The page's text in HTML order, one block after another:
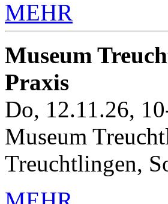
MEHR
Museum
Praxis
Do, 12.11.26,
Museum
Treuchtlingen,